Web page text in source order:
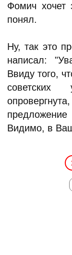
Фомич хочет
понял.
Ну, так это
написал:
Ввиду того,
Видимо, в